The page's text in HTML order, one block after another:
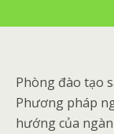
Phòng đào tạo
Phương pháp
hướng của